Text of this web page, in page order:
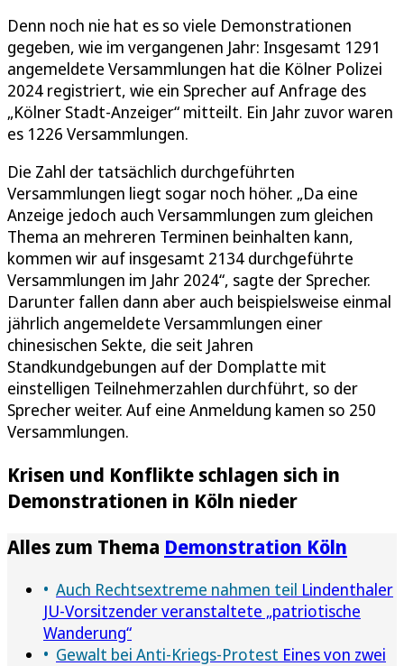
Denn noch nie hat es so viele Demonstrationen
gegeben, wie im vergangenen Jahr: Insgesamt 1291
angemeldete Versammlungen hat die Kölner Polizei
2024 registriert, wie ein Sprecher auf Anfrage des
„Kölner Stadt-Anzeiger“ mitteilt. Ein Jahr zuvor waren
es 1226 Versammlungen.
Die Zahl der tatsächlich durchgeführten
Versammlungen liegt sogar noch höher. „Da eine
Anzeige jedoch auch Versammlungen zum gleichen
Thema an mehreren Terminen beinhalten kann,
kommen wir auf insgesamt 2134 durchgeführte
Versammlungen im Jahr 2024“, sagte der Sprecher.
Darunter fallen dann aber auch beispielsweise einmal
jährlich angemeldete Versammlungen einer
chinesischen Sekte, die seit Jahren
Standkundgebungen auf der Domplatte mit
einstelligen Teilnehmerzahlen durchführt, so der
Sprecher weiter. Auf eine Anmeldung kamen so 250
Versammlungen.
Krisen und Konflikte schlagen sich in
Demonstrationen in Köln nieder
Alles zum Thema Demonstration Köln
Auch Rechtsextreme nahmen teil Lindenthaler
JU-Vorsitzender veranstaltete „patriotische
Wanderung“
Gewalt bei Anti-Kriegs-Protest Eines von zwei